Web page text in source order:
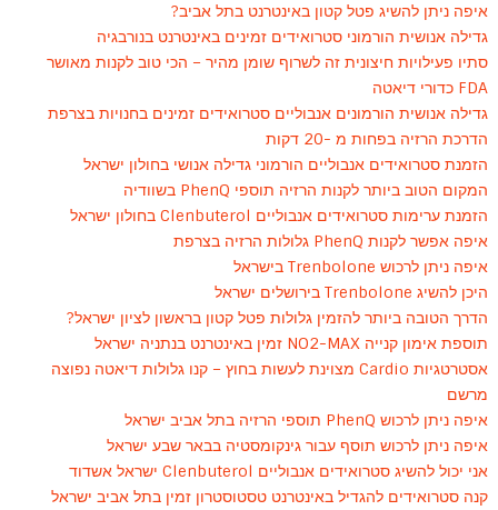
איפה ניתן להשיג פטל קטון באינטרנט בתל אביב?
גדילה אנושית הורמוני סטרואידים זמינים באינטרנט בנורבגיה
סתיו פעילויות חיצונית זה לשרוף שומן מהיר – הכי טוב לקנות מאושר
FDA כדורי דיאטה
גדילה אנושית הורמונים אנבוליים סטרואידים זמינים בחנויות בצרפת
הדרכת הרזיה בפחות מ -20 דקות
הזמנת סטרואידים אנבוליים הורמוני גדילה אנושי בחולון ישראל
המקום הטוב ביותר לקנות הרזיה תוספי PhenQ בשוודיה
הזמנת ערימות סטרואידים אנבוליים Clenbuterol בחולון ישראל
איפה אפשר לקנות PhenQ גלולות הרזיה בצרפת
איפה ניתן לרכוש Trenbolone בישראל
היכן להשיג Trenbolone בירושלים ישראל
הדרך הטובה ביותר להזמין גלולות פטל קטון בראשון לציון ישראל?
תוספת אימון קנייה NO2-MAX זמין באינטרנט בנתניה ישראל
אסטרטגיות Cardio מצוינת לעשות בחוץ – קנו גלולות דיאטה נפוצה
מרשם
איפה ניתן לרכוש PhenQ תוספי הרזיה בתל אביב ישראל
איפה ניתן לרכוש תוסף עבור גינקומסטיה בבאר שבע ישראל
אני יכול להשיג סטרואידים אנבוליים Clenbuterol ישראל אשדוד
קנה סטרואידים להגדיל באינטרנט טסטוסטרון זמין בתל אביב ישראל